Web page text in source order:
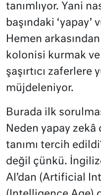
tanımlıyor. Yani
başındaki
Hemen
kolonisi kurmak
şaşırtıcı zaferlere
müjdeleniyor.
Burada ilk
Neden yapay zekâ
tanımı tercih
değil çünkü.
AI’dan (Artificial